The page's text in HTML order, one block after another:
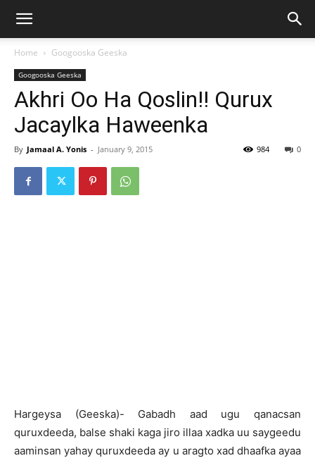
Home Googooska Geeska
Googooska Geeska
Akhri Oo Ha Qoslin!! Qurux
Jacaylka Haweenka
By Jamaal A. Yonis - January 9, 2015 0
984
Hargeysa (Geeska)- Gabadh aad ugu qanacsan
quruxdeeda, balse shaki kaga jiro illaa xadka uu saygeedu
aaminsan yahay quruxdeeda ay u aragto xad dhaafka ayaa